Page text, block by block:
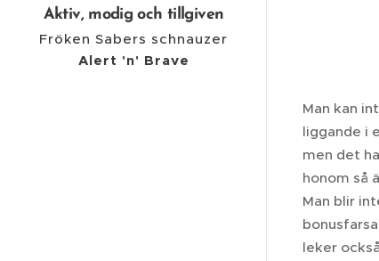
Aktiv, modig och tillgiven
Fröken Sabers schnauzer
Alert 'n' Brave
Man kan
liggande i
men det
honom så
Man blir
leker